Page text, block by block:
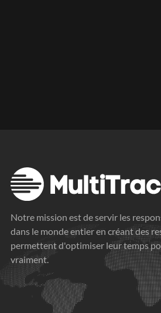
Notre mission est de servir les
dans le monde entier en créant des
permettent d'optimiser leur temps
vraiment.